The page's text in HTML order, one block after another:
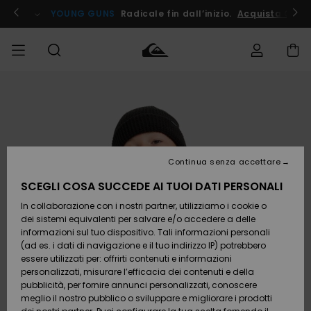
informazioni
prodotto
! YOUNG GUNS Radicale fin dall’inizio. Acquista Ora
Accessori
Calzature
e
infradito
Surf /
Acqua
Accessori
Calzature
e
infradito
Surf /
Acqua
Nuovi
Da
Scoprire
Snow
SURF
Uomo
Highlights
Comunità
SNOW
Shop
Uomo
Shop
Snow
Shop
Donna
OUTLET
Uomo
Outlet
Donna
Spedizione
Pagamento
Buono regalo
Quiksilver
Freedom
SCEGLI COSA SUCCEDE AI TUOI DATI PERSONALI
In collaborazione con i nostri partner, utilizziamo i cookie o
dei sistemi equivalenti per salvare e/o accedere a delle
informazioni sul tuo dispositivo. Tali informazioni personali
(ad es. i dati di navigazione e il tuo indirizzo IP) potrebbero
essere utilizzati per: offrirti contenuti e informazioni
personalizzati, misurare l’efficacia dei contenuti e della
pubblicità, per fornire annunci personalizzati, conoscere
meglio il nostro pubblico o sviluppare e migliorare i prodotti
Continua senza accettare